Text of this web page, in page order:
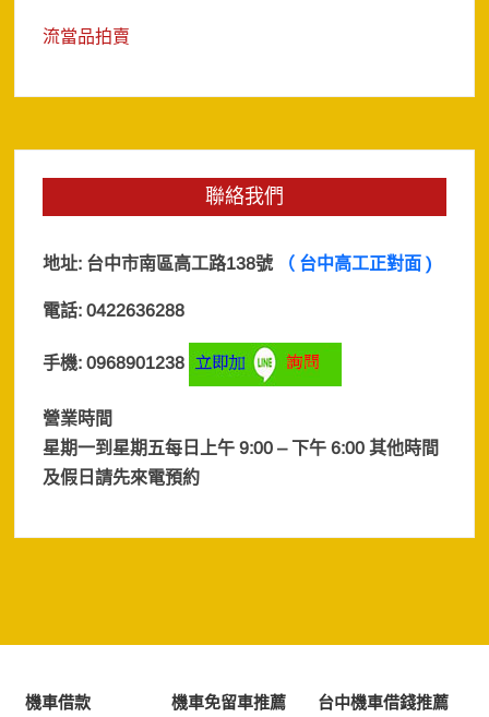
流當品拍賣
聯絡我們
地址: 台中市南區高工路138號 （ 台中高工正對面 )
電話: 0422636288
手機: 0968901238
營業時間
星期一到星期五每日上午 9:00 – 下午 6:00 其他時間
及假日請先來電預約
機車借款 機車免留車推薦 台中機車借錢推薦